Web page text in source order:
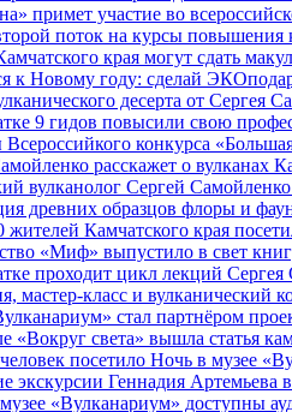
примет участие во
поток на курсы повышения
края могут сдать
к Новому году: сделай
десерта от
9 гидов повысили свою
Всероссийкого конкурса
расскажет о вулканах
вулканолог Сергей
древних образцов флоры и
жителей Камчатского края
«Миф» выпустило в свет
проходит цикл лекций Сергея
мастер-класс и вулканический
стал партнёром
«Вокруг света» вышла статья
посетило Ночь в музее
экскурсии Геннадия Артемьева
«Вулканариум» доступны